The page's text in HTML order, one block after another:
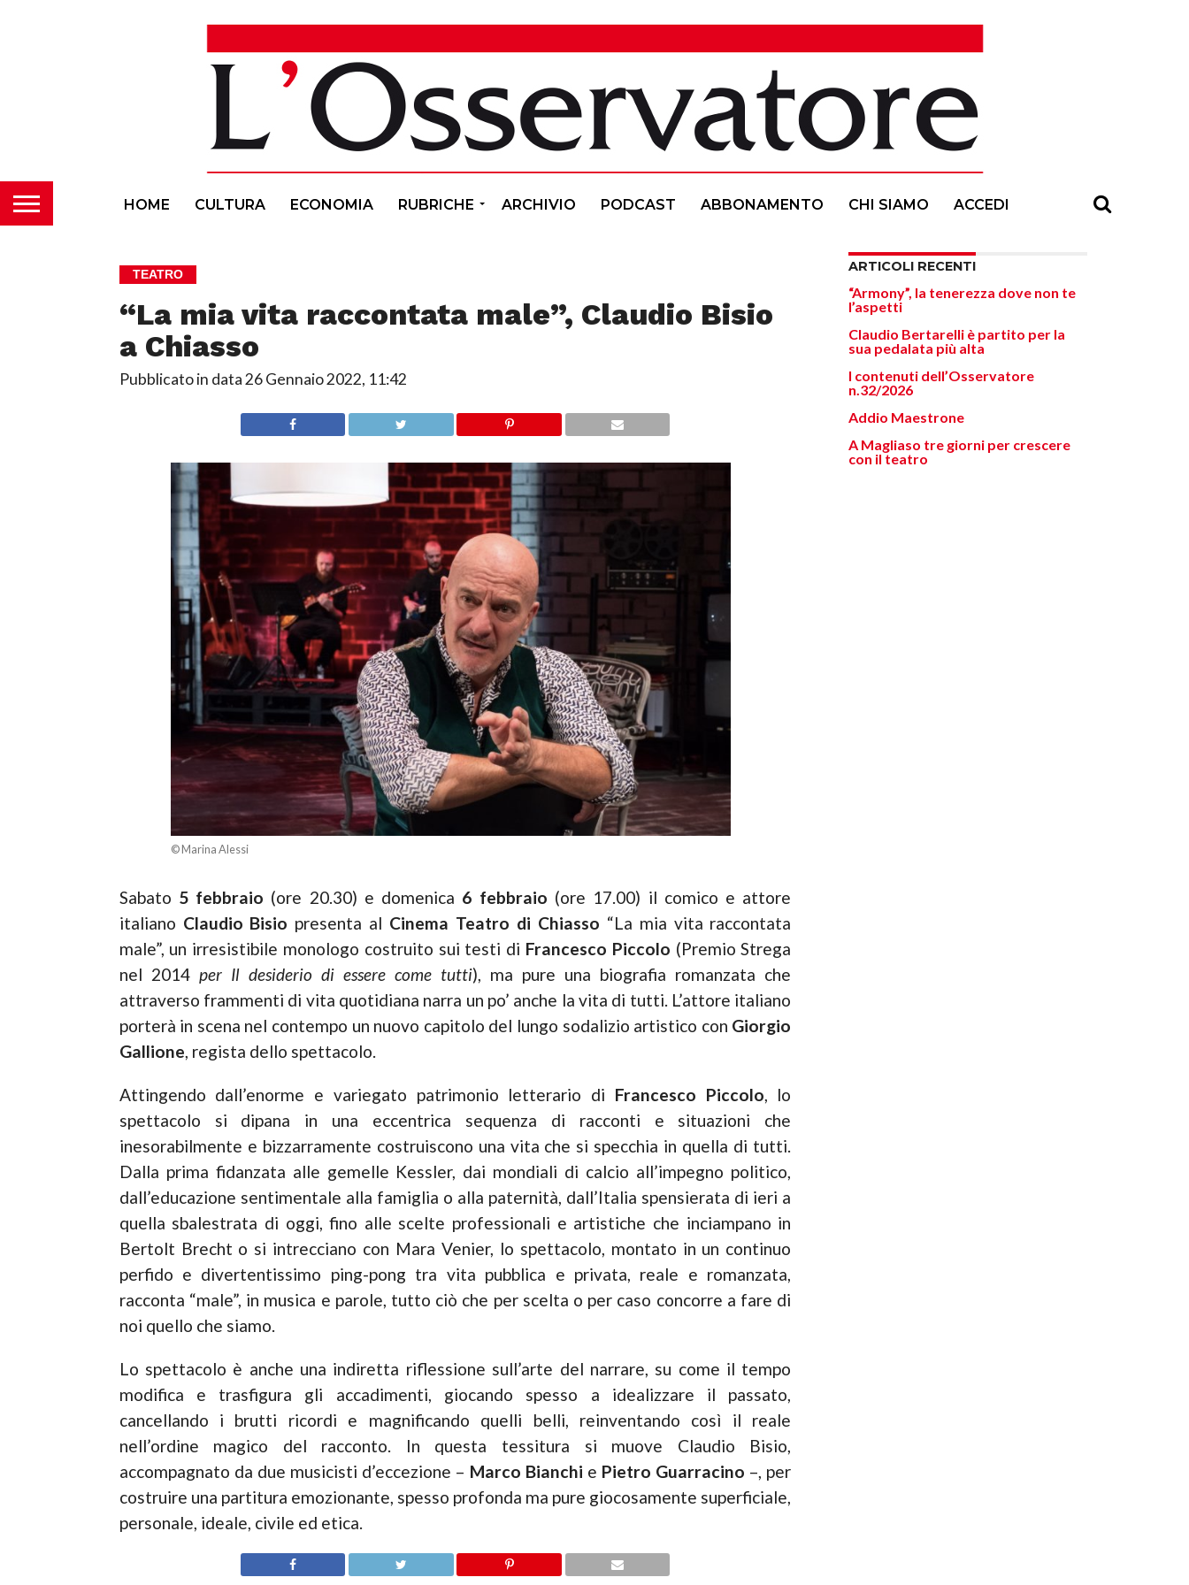
HOME CULTURA ECONOMIA RUBRICHE ARCHIVIO PODCAST ABBONAMENTO CHI SIAMO ACCEDI
TEATRO
“La mia vita raccontata male”, Claudio Bisio
a Chiasso
Pubblicato in data26 Gennaio 2022, 11:42
© Marina Alessi
Sabato 5 febbraio (ore 20.30) e domenica 6 febbraio (ore 17.00) il comico e attore
italiano Claudio Bisio presenta al Cinema Teatro di Chiasso “La mia vita raccontata
male”, un irresistibile monologo costruito sui testi di Francesco Piccolo (Premio Strega
nel 2014 per Il desiderio di essere come tutti), ma pure una biografia romanzata che
attraverso frammenti di vita quotidiana narra un po’ anche la vita di tutti. L’attore italiano
porterà in scena nel contempo un nuovo capitolo del lungo sodalizio artistico con Giorgio
Gallione, regista dello spettacolo.
Attingendo dall’enorme e variegato patrimonio letterario di Francesco Piccolo, lo
spettacolo si dipana in una eccentrica sequenza di racconti e situazioni che
inesorabilmente e bizzarramente costruiscono una vita che si specchia in quella di tutti.
Dalla prima fidanzata alle gemelle Kessler, dai mondiali di calcio all’impegno politico,
dall’educazione sentimentale alla famiglia o alla paternità, dall’Italia spensierata di ieri a
quella sbalestrata di oggi, fino alle scelte professionali e artistiche che inciampano in
Bertolt Brecht o si intrecciano con Mara Venier, lo spettacolo, montato in un continuo
perfido e divertentissimo ping-pong tra vita pubblica e privata, reale e romanzata,
racconta “male”, in musica e parole, tutto ciò che per scelta o per caso concorre a fare di
noi quello che siamo.
Lo spettacolo è anche una indiretta riflessione sull’arte del narrare, su come il tempo
modifica e trasfigura gli accadimenti, giocando spesso a idealizzare il passato,
cancellando i brutti ricordi e magnificando quelli belli, reinventando così il reale
nell’ordine magico del racconto. In questa tessitura si muove Claudio Bisio,
accompagnato da due musicisti d’eccezione – Marco Bianchi e Pietro Guarracino –, per
costruire una partitura emozionante, spesso profonda ma pure giocosamente superficiale,
personale, ideale, civile ed etica.
ARTICOLI RECENTI
“Armony”, la tenerezza dove non te
l’aspetti
Claudio Bertarelli è partito per la
sua pedalata più alta
I contenuti dell’Osservatore
n.32/2026
Addio Maestrone
A Magliaso tre giorni per crescere
con il teatro